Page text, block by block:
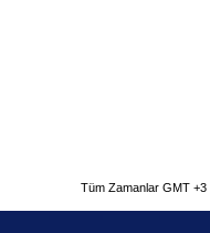
Tüm Zamanlar GMT